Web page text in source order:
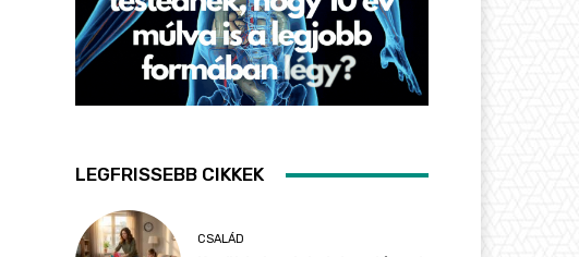
LEGFRISSEBB CIKKEK
CSALÁD